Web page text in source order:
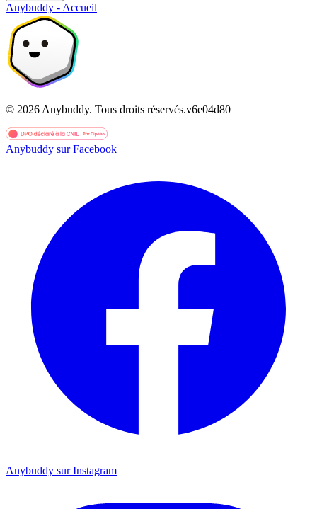
Anybuddy - Accueil
© 2026 Anybuddy. Tous droits réservés.v6e04d80
Anybuddy sur Facebook
Anybuddy sur Instagram